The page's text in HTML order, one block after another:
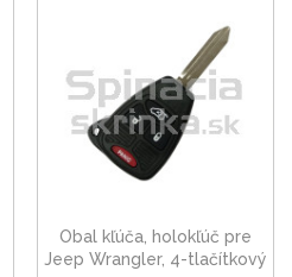
Obal kľúča, holokľúč pre
Jeep Wrangler, 4-tlačítkový